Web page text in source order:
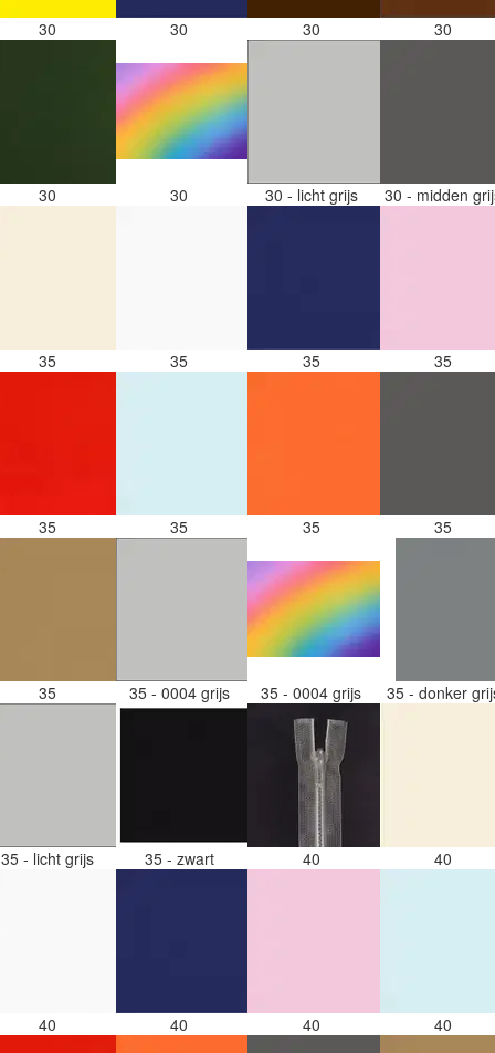
30 30 30 30
30 30 30 - licht grijs 30 - midden
35 35 35 35
35 35 35 35
35 35 - 0004 grijs 35 - 0004 grijs 35 - donker
35 - licht grijs 35 - zwart 40 40
40 40 40 40